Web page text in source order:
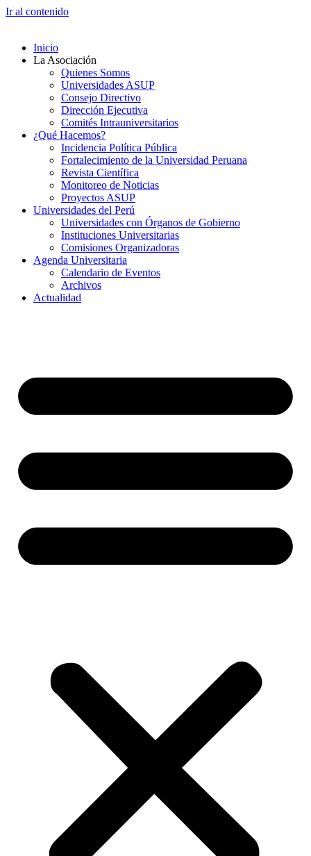
Ir al contenido
Inicio
La Asociación
Quienes Somos
Universidades ASUP
Consejo Directivo
Dirección Ejecutiva
Comités Intrauniversitarios
¿Qué Hacemos?
Incidencia Política Pública
Fortalecimiento de la Universidad Peruana
Revista Científica
Monitoreo de Noticias
Proyectos ASUP
Universidades del Perú
Universidades con Órganos de Gobierno
Instituciones Universitarias
Comisiones Organizadoras
Agenda Universitaria
Calendario de Eventos
Archivos
Actualidad